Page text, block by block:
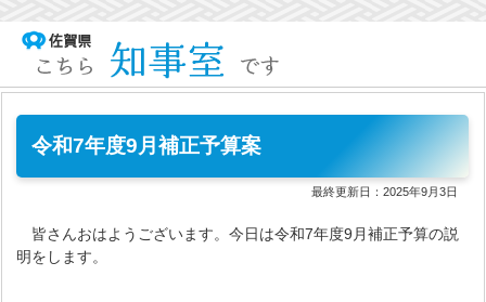
令和7年度9月補正予算案
最終更新日：2025年9月3日
皆さんおはようございます。今日は令和7年度9月補正予算の説
明をします。